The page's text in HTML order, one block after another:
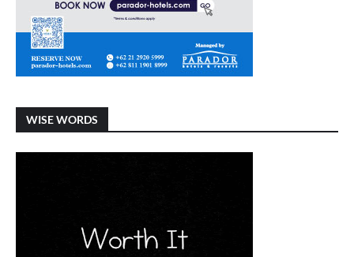
WISE WORDS